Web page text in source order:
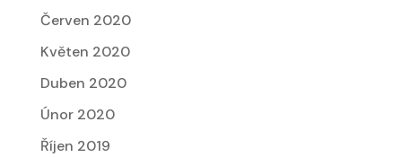
Červen 2020
Květen 2020
Duben 2020
Únor 2020
Říjen 2019